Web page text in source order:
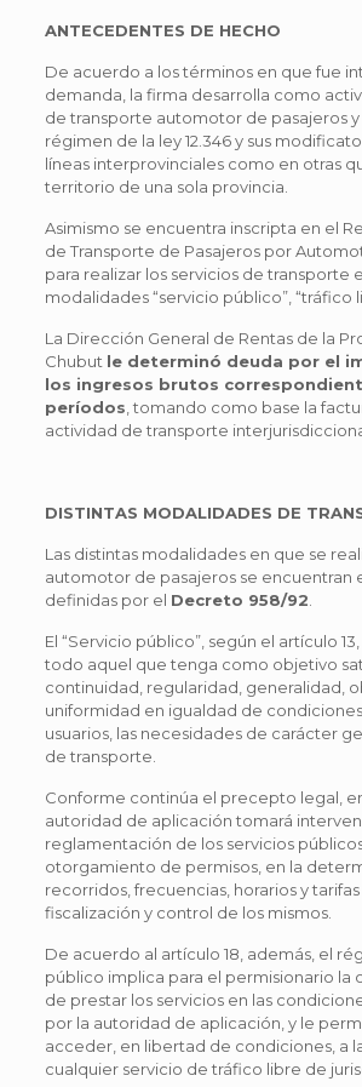
ANTECEDENTES DE HECHO
De acuerdo a los términos en que fue
demanda, la firma desarrolla como
de transporte automotor de pasajeros y
régimen de la ley 12.346 y sus
líneas interprovinciales como en otras
territorio de una sola provincia.
Asimismo se encuentra inscripta en el
de Transporte de Pasajeros por
para realizar los servicios de transporte
modalidades “servicio público”, “tráfico
La Dirección General de Rentas de la
Chubut le determinó deuda por el
los ingresos brutos
períodos , tomando como base la
actividad de transporte
DISTINTAS MODALIDADES DE
Las distintas modalidades en que se
automotor de pasajeros se encuentran
definidas por el Decreto 958/92
El “Servicio público”, según el artículo
todo aquel que tenga como objetivo
continuidad, regularidad, generalidad,
uniformidad en igualdad de
usuarios, las necesidades de carácter
de transporte.
Conforme continúa el precepto legal,
autoridad de aplicación tomará
reglamentación de los servicios
otorgamiento de permisos, en la
recorridos, frecuencias, horarios y tarifas
fiscalización y control de los mismos.
De acuerdo al artículo 18, además, el
público implica para el permisionario la
de prestar los servicios en las
por la autoridad de aplicación, y le
acceder, en libertad de condiciones, a
cualquier servicio de tráfico libre de